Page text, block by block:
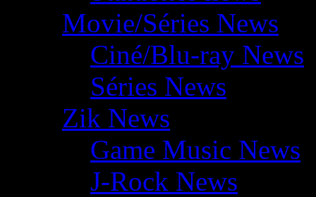
Movie/Séries News
Ciné/Blu-ray News
Séries News
Zik News
Game Music News
J-Rock News